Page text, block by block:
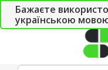
Бажаєте
українською